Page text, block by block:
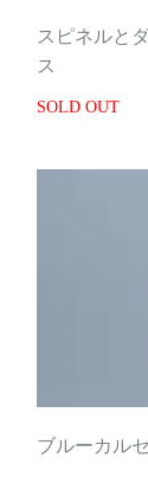
スピネルと
ス
SOLD OUT
ブルーカル